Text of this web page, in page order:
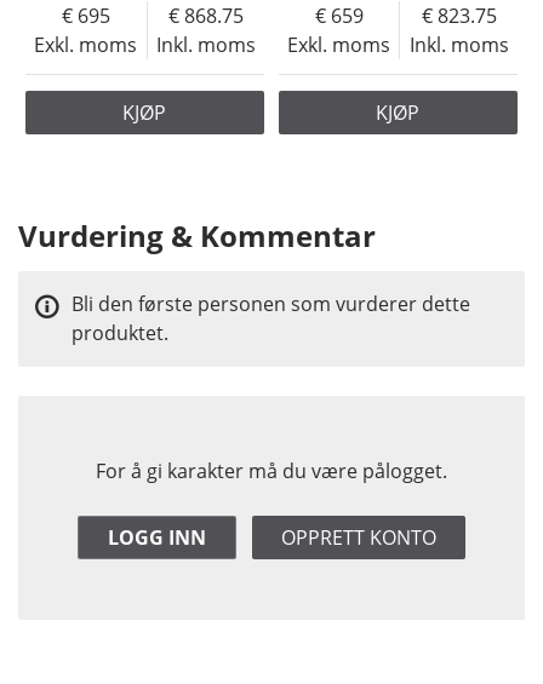
Exkl. moms
695
Inkl. moms
868.75
KJØP
Exkl. moms
659
Inkl. moms
823.75
KJØP
Vurdering & Kommentar
For å gi karakter må du være pålogget.
LOGG INN OPPRETT KONTO
Bli den første personen som vurderer dette
produktet.